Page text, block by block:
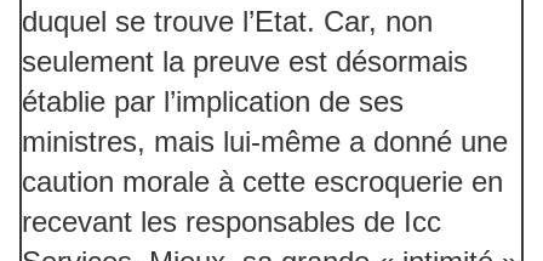
duquel se trouve l’Etat. Car, non
seulement la preuve est désormais
établie par l’implication de ses
ministres, mais lui-même a donné une
caution morale à cette escroquerie en
recevant les responsables de Icc